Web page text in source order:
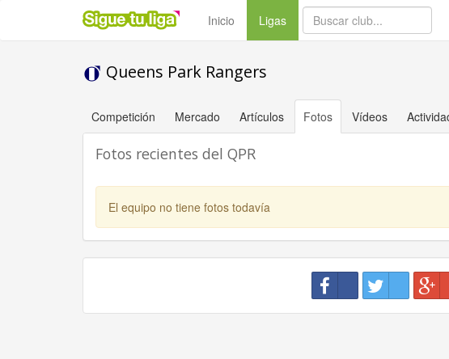
Inicio Ligas(current)
Queens Park Rangers
Competición Mercado Artículos Fotos Vídeos
Fotos recientes del QPR
El equipo no tiene fotos todavía